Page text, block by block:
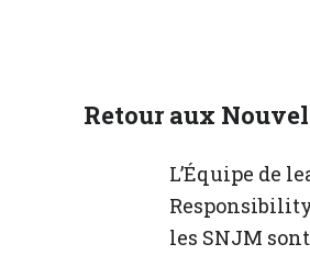
Retour aux
L’Équipe de
les SNJM